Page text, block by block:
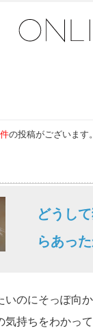
の投稿がございます
どうし
らあっ
いのにそっぽ向
気持ちをわかっ